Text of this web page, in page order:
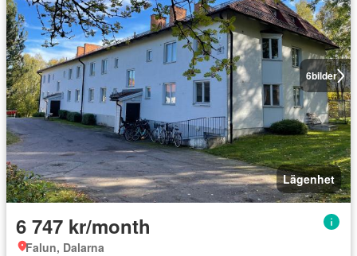
6bilder
Lägenhet
6 747 kr/month
Falun, Dalarna